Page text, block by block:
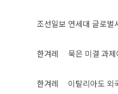
조선일보 연세대 글로벌
한겨레 묵은 미결 과
한겨레 이탈리아도